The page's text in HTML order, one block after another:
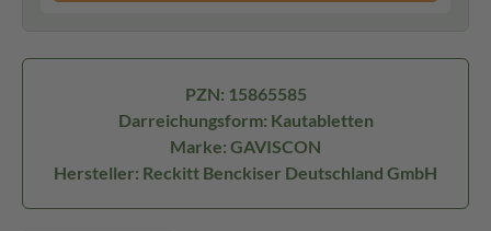
PZN: 15865585
Darreichungsform: Kautabletten
Marke: GAVISCON
Hersteller: Reckitt Benckiser Deutschland GmbH